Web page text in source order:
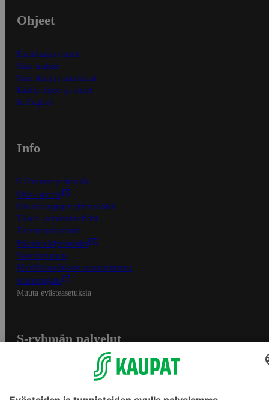
Ohjeet
Ensitilaajan ohjeet
Näin maksat
Näin tilaat ja muokkaat
Kaikki ohjeet ja vinkit
In English
Info
S-Business yrityksille
Oiva-raportit
Osuuskauppojen yhteystiedot
Tilaus- ja toimitusehdot
Tietosuojakäytäntö
Palvelun käyttöehdot
Saavutettavuus
Mobiilisovelluksen saavutettavuus
Mainostajalle
Muuta evästeasetuksia
S-ryhmän palvelut